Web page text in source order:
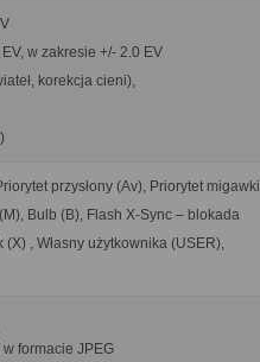
w zakresie +/- 2.0 EV
korekcja cieni),
przysłony (Av), Priorytet migawki
Bulb (B), Flash X-Sync – blokada
, Własny użytkownika (USER),
formacie JPEG